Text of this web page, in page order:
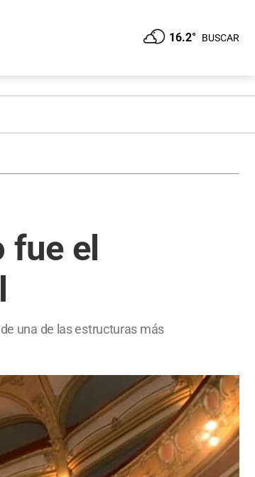
16.2° BUSCAR
el
una de las estructuras más